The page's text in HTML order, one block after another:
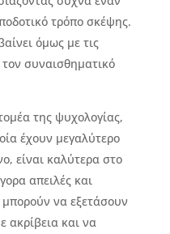
τρόπο σκέψης.
όμως με τις
τον συναισθηματικό
της ψυχολογίας,
έχουν μεγαλύτερο
είναι καλύτερα στο
απειλές και
να εξετάσουν
ακρίβεια και να